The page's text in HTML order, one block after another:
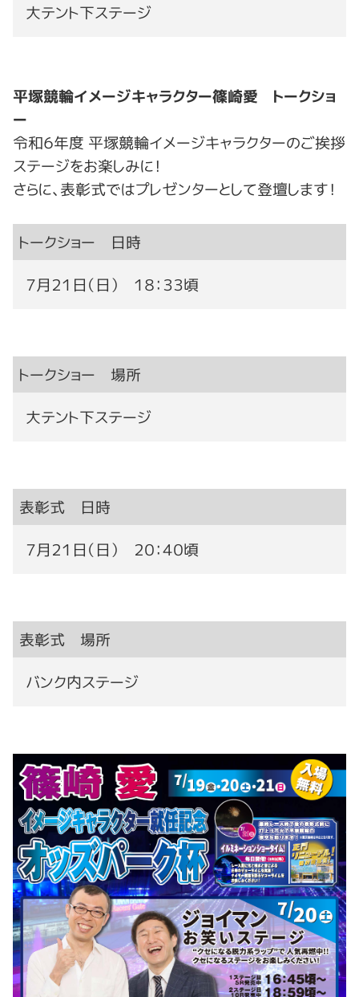
大テント下ステージ
平塚競輪イメージキャラクター篠崎愛 トークショ
ー
令和６年度 平塚競輪イメージキャラクターのご挨拶
ステージをお楽しみに！
さらに、表彰式ではプレゼンターとして登壇します！
トークショー 日時
７月２１日（日） １８：３３頃
トークショー 場所
大テント下ステージ
表彰式 日時
７月２１日（日） ２０：４０頃
表彰式 場所
バンク内ステージ